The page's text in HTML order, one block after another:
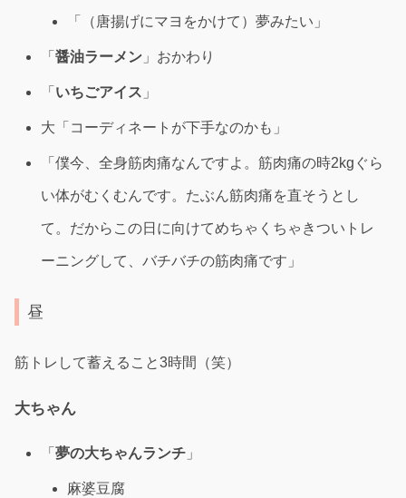
「（唐揚げにマヨをかけて）夢みたい」
「醤油ラーメン 」おかわり
「 いちごアイス 」
大「コーディネートが下手なのかも」
「僕今、全身筋肉痛なんですよ。筋肉痛の時2kgぐら
い体がむくむんです。たぶん筋肉痛を直そうとし
て。だからこの日に向けてめちゃくちゃきついトレ
ーニングして、バチバチの筋肉痛です」
昼
筋トレして蓄えること3時間（笑）
大ちゃん
「夢の大ちゃんランチ 」
麻婆豆腐